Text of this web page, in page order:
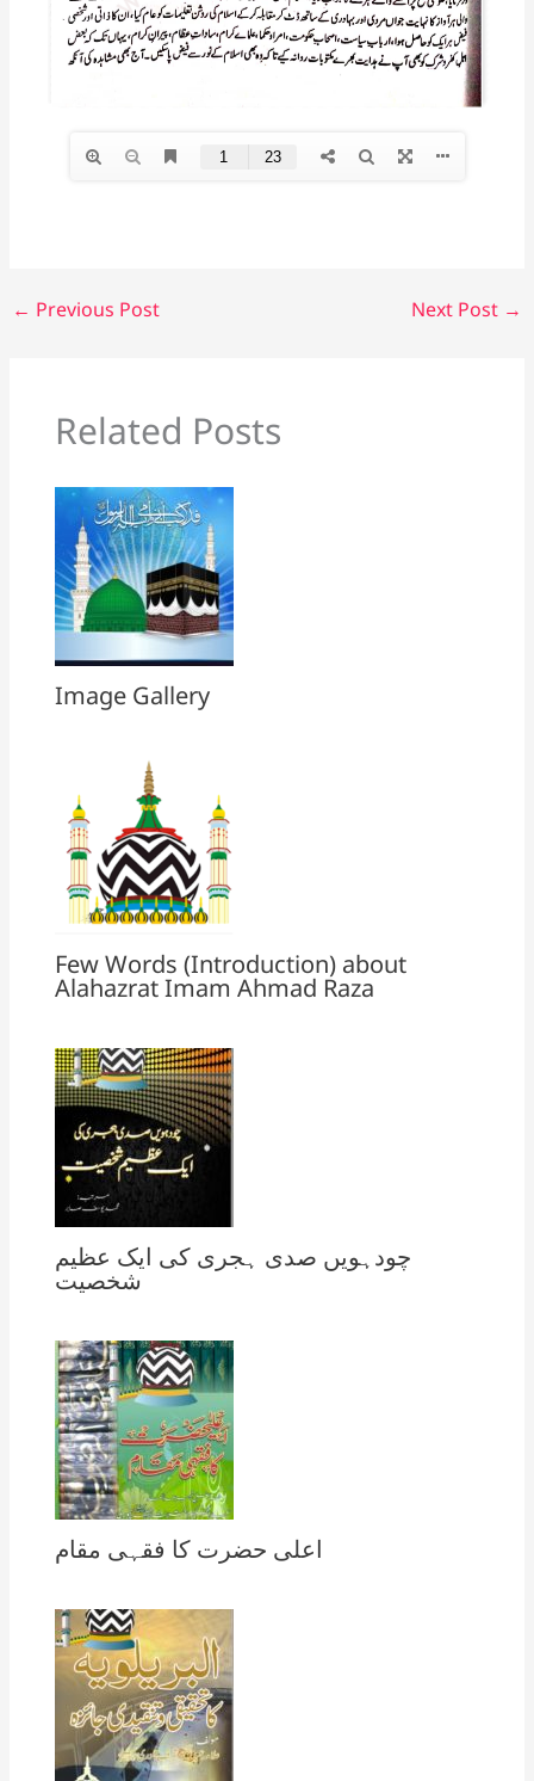
← Previous Post Next Post →
Related Posts
Image Gallery
Few Words (Introduction) about
Alahazrat Imam Ahmad Raza
چودہویں صدی ہجری کی ایک عظیم
شخصیت
اعلی حضرت کا فقہی مقام